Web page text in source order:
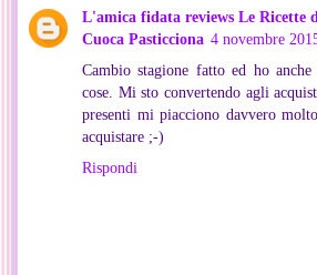
L'amica fidata reviews Le Ricette
Cuoca Pasticciona 4 novembre
Cambio stagione fatto ed ho
cose. Mi sto convertendo agli
presenti mi piacciono davvero
acquistare ;-)
Rispondi